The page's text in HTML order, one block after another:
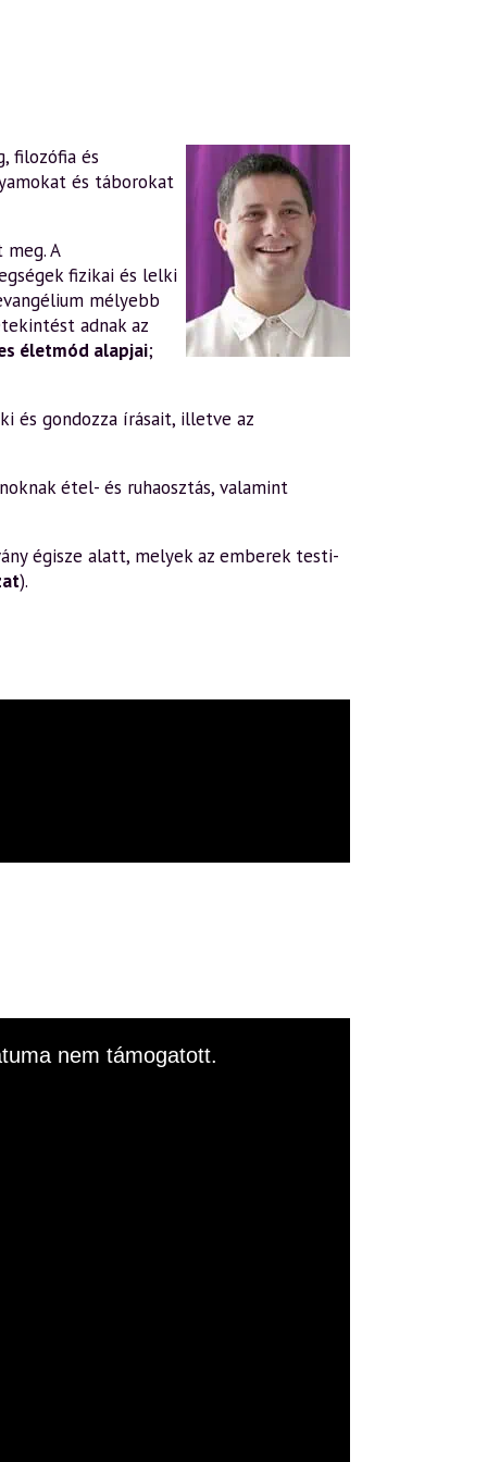
filozófia és
és táborokat
A
fizikai és lelki
mélyebb
adnak az
életmód alapjai;
és gondozza írásait, illetve az
étel- és ruhaosztás, valamint
égisze alatt, melyek az emberek testi-
).
nem támogatott.